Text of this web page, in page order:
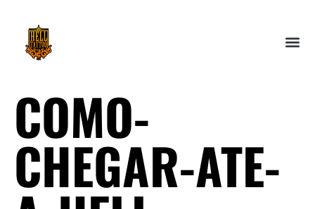
COMO-
CHEGAR-ATE-